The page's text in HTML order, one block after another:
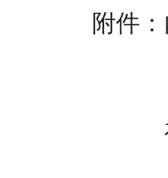
附件
补